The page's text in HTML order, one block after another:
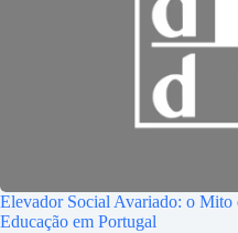
Elevador Social Avariado: o Mito
Educação em Portugal